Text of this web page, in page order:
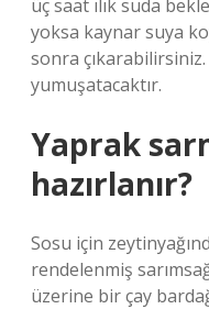
üç saat ılık suda
yoksa kaynar suya
sonra
yumuşatacaktır.
Yaprak
hazırlanır?
Sosu için
rendelenmiş
üzerine bir çay